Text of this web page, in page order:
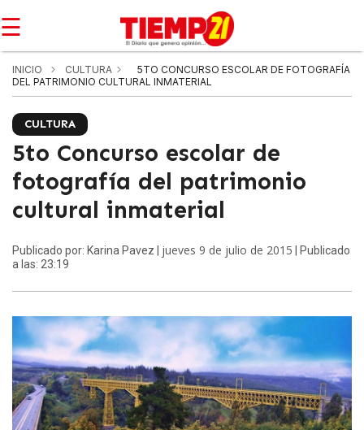
☰
INICIO CULTURA
5TO CONCURSO ESCOLAR DE FOTOGRAFÍA
DEL PATRIMONIO CULTURAL INMATERIAL
CULTURA
5to Concurso escolar de
fotografía del patrimonio
cultural inmaterial
Publicado por: Karina Pavez | jueves 9 de julio de 2015 | Publicado
a las: 23:19